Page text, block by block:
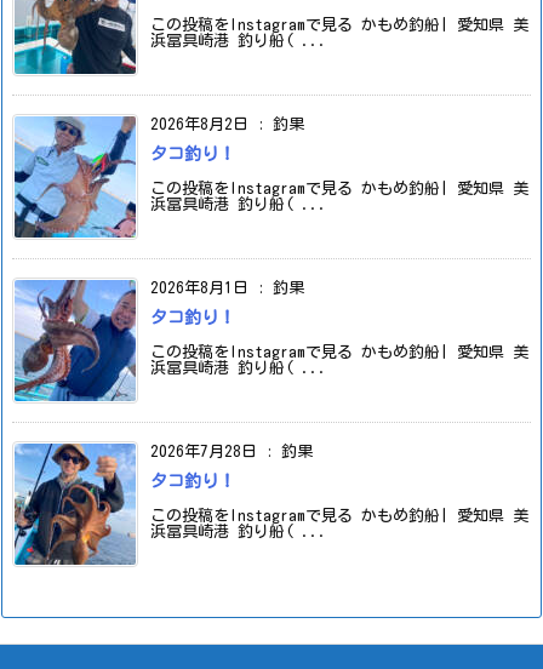
この投稿をInstagramで見る かもめ釣船| 愛知県 美
浜冨具崎港 釣り船( ...
2026年8月2日 : 釣果
タコ釣り！
この投稿をInstagramで見る かもめ釣船| 愛知県 美
浜冨具崎港 釣り船( ...
2026年8月1日 : 釣果
タコ釣り！
この投稿をInstagramで見る かもめ釣船| 愛知県 美
浜冨具崎港 釣り船( ...
2026年7月28日 : 釣果
タコ釣り！
この投稿をInstagramで見る かもめ釣船| 愛知県 美
浜冨具崎港 釣り船( ...